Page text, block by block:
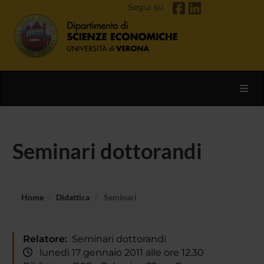
Segui su
Seminari dottorandi
Home Didattica Seminari
Relatore: Seminari dottorandi
lunedì 17 gennaio 2011 alle ore 12.30